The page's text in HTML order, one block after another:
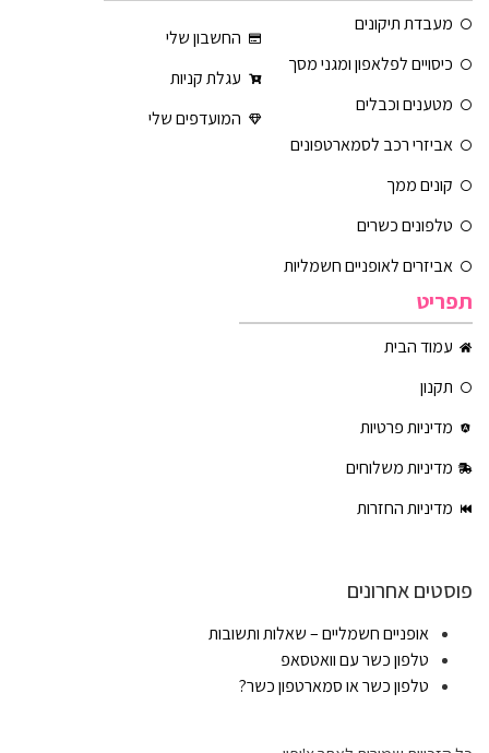
מעבדת תיקונים
כיסויים לפלאפון ומגני מסך
מטענים וכבלים
אביזרי רכב לסמארטפונים
קונים ממך
טלפונים כשרים
אביזרים לאופניים חשמליות
החשבון שלי
עגלת קניות
המועדפים שלי
תפריט
עמוד הבית
תקנון
מדיניות פרטיות
מדיניות משלוחים
מדיניות החזרות
פוסטים אחרונים
אופניים חשמליים – שאלות ותשובות
טלפון כשר עם וואטסאפ
טלפון כשר או סמארטפון כשר?